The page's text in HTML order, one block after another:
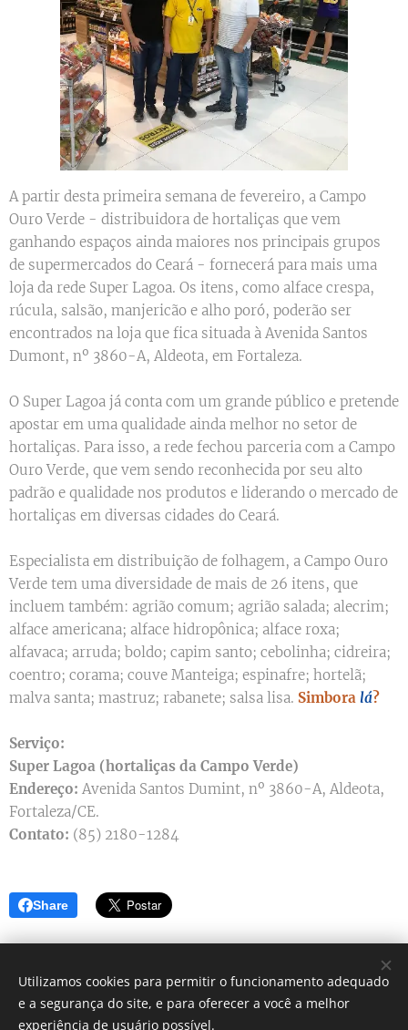
A partir desta primeira semana de fevereiro, a Campo
Ouro Verde - distribuidora de hortaliças que vem
ganhando espaços ainda maiores nos principais grupos
de supermercados do Ceará - fornecerá para mais uma
loja da rede Super Lagoa. Os itens, como alface crespa,
rúcula, salsão, manjericão e alho poró, poderão ser
encontrados na loja que fica situada à Avenida Santos
Dumont, nº 3860-A, Aldeota, em Fortaleza.
O Super Lagoa já conta com um grande público e pretende
apostar em uma qualidade ainda melhor no setor de
hortaliças. Para isso, a rede fechou parceria com a Campo
Ouro Verde, que vem sendo reconhecida por seu alto
padrão e qualidade nos produtos e liderando o mercado de
hortaliças em diversas cidades do Ceará.
Especialista em distribuição de folhagem, a Campo Ouro
Verde tem uma diversidade de mais de 26 itens, que
incluem também: agrião comum; agrião salada; alecrim;
alface americana; alface hidropônica; alface roxa;
alfavaca; arruda; boldo; capim santo; cebolinha; cidreira;
coentro; corama; couve Manteiga; espinafre; hortelã;
malva santa; mastruz; rabanete; salsa lisa. Simbora lá?
Serviço:
Super Lagoa (hortaliças da Campo Verde)
Endereço: Avenida Santos Dumint, nº 3860-A, Aldeota,
Fortaleza/CE.
Contato: (85) 2180-1284
Share
Simbora lá? - Blog de dicas
Utilizamos cookies para permitir o funcionamento adequado
e a segurança do site, e para oferecer a você a melhor
experiência de usuário possível.